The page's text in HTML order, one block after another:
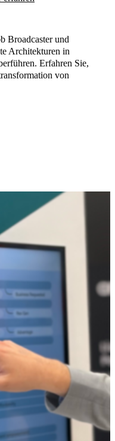
Broadcaster und
Architekturen in
Erfahren Sie,
von